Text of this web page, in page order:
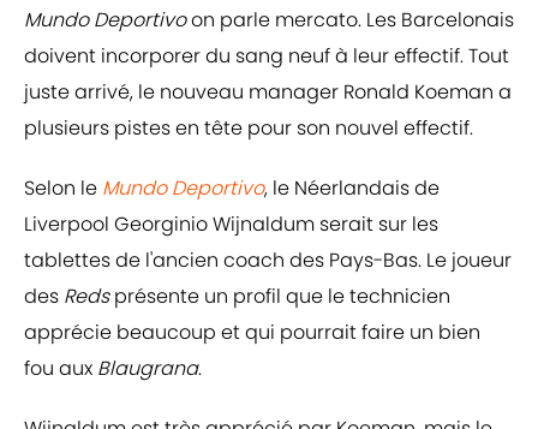
Mundo Deportivoon parle mercato. Les Barcelonais
doivent incorporer du sang neuf à leur effectif. Tout
juste arrivé, le nouveau manager Ronald Koeman a
plusieurs pistes en tête pour son nouvel effectif.
Selon le Mundo Deportivo, le Néerlandais de
Liverpool Georginio Wijnaldum serait sur les
tablettes de l'ancien coach des Pays-Bas. Le joueur
des Redsprésente un profil que le technicien
apprécie beaucoup et qui pourrait faire un bien
fou aux Blaugrana.